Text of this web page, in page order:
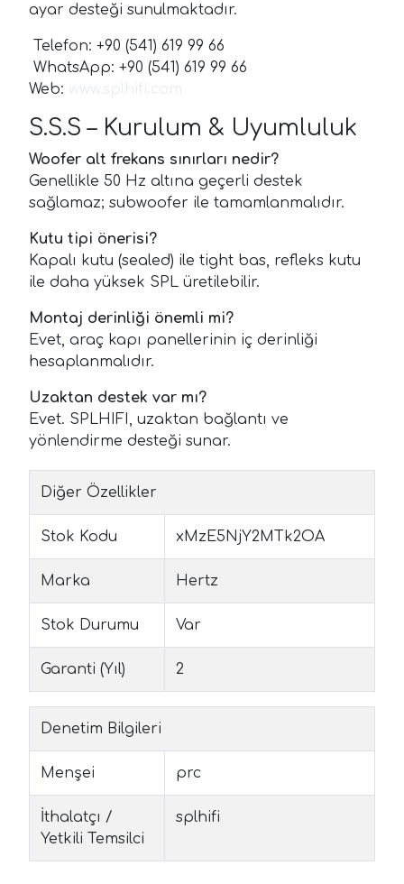
ayar desteği sunulmaktadır.
Telefon: +90 (541) 619 99 66
WhatsApp: +90 (541) 619 99 66
Web:
S.S.S – Kurulum & Uyumluluk
Woofer alt frekans sınırları nedir?
Genellikle 50 Hz altına geçerli destek
sağlamaz; subwoofer ile tamamlanmalıdır.
Kutu tipi önerisi?
Kapalı kutu (sealed) ile tight bas, refleks kutu
ile daha yüksek SPL üretilebilir.
Montaj derinliği önemli mi?
Evet, araç kapı panellerinin iç derinliği
hesaplanmalıdır.
Uzaktan destek var mı?
Evet. SPLHIFI, uzaktan bağlantı ve
yönlendirme desteği sunar.
Diğer Özellikler
Stok Kodu xMzE5NjY2MTk2OA
Marka Hertz
Stok Durumu Var
Garanti (Yıl) 2
Denetim Bilgileri
Menşei prc
İthalatçı /
Yetkili Temsilci
splhifi